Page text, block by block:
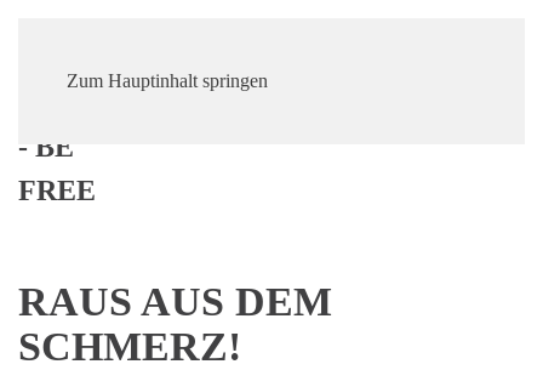
Zum Hauptinhalt springen
RAUS AUS DEM
SCHMERZ!